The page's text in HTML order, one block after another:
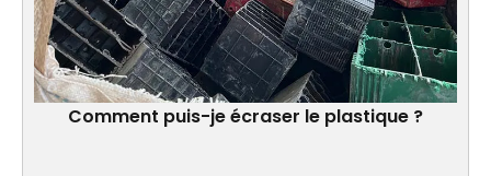
Comment puis-je écraser le plastique ?